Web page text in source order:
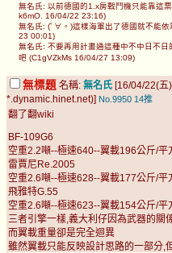
無名氏: 以前德國的1.x房戰鬥機只能靠這
k6mO. 16/04/22 23:16)
無名氏: (ﾟ∀。)這樣海軍出了德國就不能
23 00:01)
無名氏: 不要再用計畫通這種中不中日不
吧 (C1gVZkMs 16/04/27 13:09)
無標題 名稱: 無名氏 [16/04/22(五
*.dynamic.hinet.net)] No.9950 14推
翻了翻wiki
BF-109G6
空重2.2噸--極速640--翼載196公斤/平
雷賈尼Re.2005
空重2.6噸--極速628--翼載177公斤/平
飛雅特G.55
空重2.6噸--極速623--翼載154公斤/平
三者引擎一樣,義大利仔因為武器的關
而翼載重量卻是完全迴異
雖然翼載只能反映設計思路的一部分,